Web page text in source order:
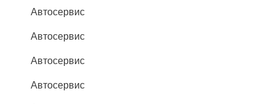
Автосервис
Автосервис
Автосервис
Автосервис